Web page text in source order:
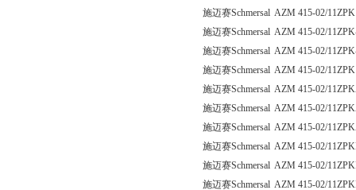
施迈赛Schmersal AZM 415-02/
施迈赛Schmersal AZM 415-02/
施迈赛Schmersal AZM 415-02/
施迈赛Schmersal AZM 415-02/
施迈赛Schmersal AZM 415-02/
施迈赛Schmersal AZM 415-02/
施迈赛Schmersal AZM 415-02/
施迈赛Schmersal AZM 415-02/
施迈赛Schmersal AZM 415-02/
施迈赛Schmersal AZM 415-02/